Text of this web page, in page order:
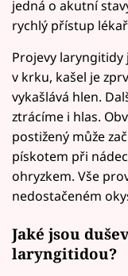
jedná o akutní
rychlý přístup
Projevy laryngitidy
v krku, kašel je
vykašlává hlen.
ztrácíme i hlas.
postižený může
pískotem při
ohryzkem. Vše
nedostačeném
Jaké jsou
laryngitidou?